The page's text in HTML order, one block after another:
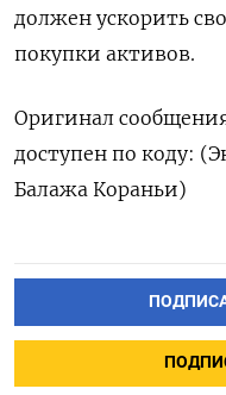
должен ускорить
покупки активов.
Оригинал
доступен по коду:
Балажа Кораньи)